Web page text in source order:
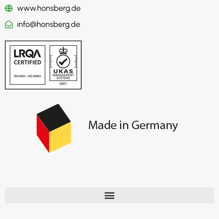
www.honsberg.de
info@honsberg.de